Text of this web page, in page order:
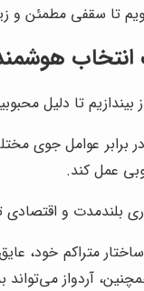
تا سقفی مطمئن و
انتخاب
بیندازیم تا دلیل
برابر عوامل جوی
عمل کند.
بلندمدت و
ساختار متراکم خود،
آردواز